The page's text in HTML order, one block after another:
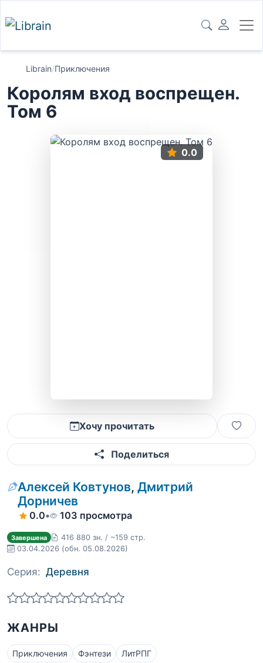
Librain/Приключения
Королям вход воспрещен.
Том 6
0.0
Хочу прочитать
Поделиться
Алексей Ковтунов, Дмитрий
Дорничев
0.0• 103 просмотра
Завершена
416 880 зн. / ~159 стр.
03.04.2026 (обн. 05.08.2026)
Серия: Деревня
ЖАНРЫ
Приключения Фэнтези ЛитРПГ